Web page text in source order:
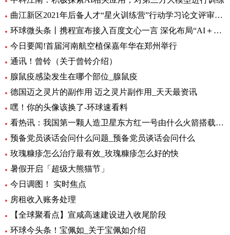
曲江新区2021年后备人才“星火训练营”行动学习论文评审会暨结训仪式圆满举办|全球要闻
环球微头条丨携程宣布接入百度文心一言 深化布局“AI＋旅行”应用
今日要闻!首届河南航空植保嘉年华在郑州举行
通讯！曾铃（关于曾铃介绍）
腺鼠疫感染发生在哪个部位_腺鼠疫
德国迈之灵片的副作用 迈之灵片副作用_天天最资讯
嘿！你的头像该换了-环球速看料
看热讯：我国第一颗人造卫星东方红一号由什么火箭搭载_我国第一颗人造卫星
预备党员谈话会问什么问题_预备党员谈话会问什么
玫瑰糠疹怎么治疗最有效_玫瑰糠疹怎么好的快
暑假开启「超级大熊猫节」
今日调图！ 实时焦点
房租收入账务处理
【全球聚看点】宣咸高速建设进入收尾阶段
环球今头条！宝佩如_关于宝佩如介绍